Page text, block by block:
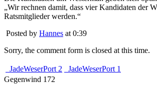
„Wir rechnen damit, dass vier Kandidaten der
Ratsmitglieder werden.“
Posted by Hannes at 0:39
Sorry, the comment form is closed at this time.
JadeWeserPort 2
JadeWeserPort 1
Gegenwind 172